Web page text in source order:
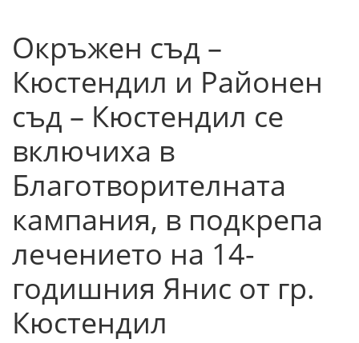
Окръжен съд –
Кюстендил и Районен
съд – Кюстендил се
включиха в
Благотворителната
кампания, в подкрепа
лечението на 14-
годишния Янис от гр.
Кюстендил